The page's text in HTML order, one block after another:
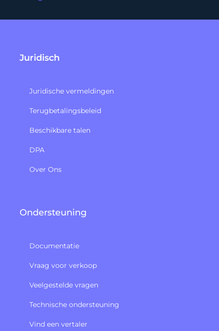
Juridisch
Juridische vermeldingen
Terugbetalingsbeleid​
Beschikbare talen
DPA
Over Ons
Ondersteuning
Documentatie
Vraag voor verkoop
Veelgestelde vragen
Technische ondersteuning
Vind een vertaler